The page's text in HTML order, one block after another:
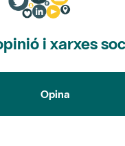
i xarxes
Opina